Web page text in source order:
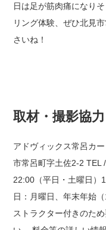
日は足が筋肉痛になりそ
リング体験、ぜひ北見
さいね！
取材・撮影協力
アドヴィックス常呂カ
市常呂町字土佐2-2 TEL
22:00（平日・土曜日）
日：月曜日、年末年始（
ストラクター付きのた